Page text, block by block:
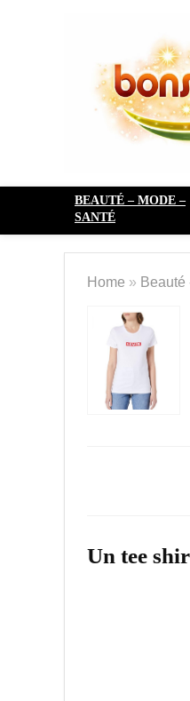
BEAUTÉ – MODE –
SANTÉ
Home » Beauté
Un tee